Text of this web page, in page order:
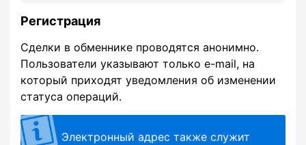
Регистрация
Сделки в обменнике проводятся анонимно.
Пользователи указывают только e-mail, на
который приходят уведомления об изменении
статуса операций.
Электронный адрес также служит